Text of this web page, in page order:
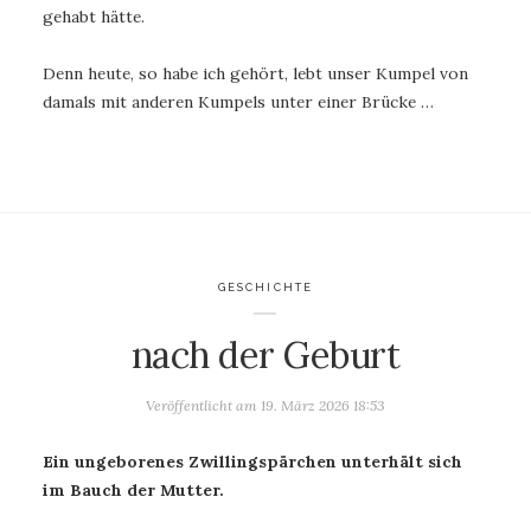
gehabt hätte.
Denn heute, so habe ich gehört, lebt unser Kumpel von
damals mit anderen Kumpels unter einer Brücke …
GESCHICHTE
nach der Geburt
Veröffentlicht am 19. März 2026 18:53
Ein ungeborenes Zwillingspärchen unterhält sich
im Bauch der Mutter.